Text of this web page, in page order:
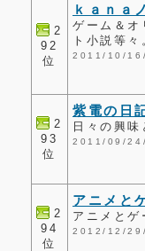
2
92
位
ｋａｎａ
ゲーム＆オ
ト小説等
2011/10/
2
93
位
紫電の日
日々の興味
2011/09/
2
94
位
アニメと
アニメと
2012/12/